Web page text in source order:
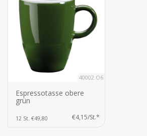
40002.O6
Espressotasse obere
grün
12 St. €49,80 €4,15/St.*